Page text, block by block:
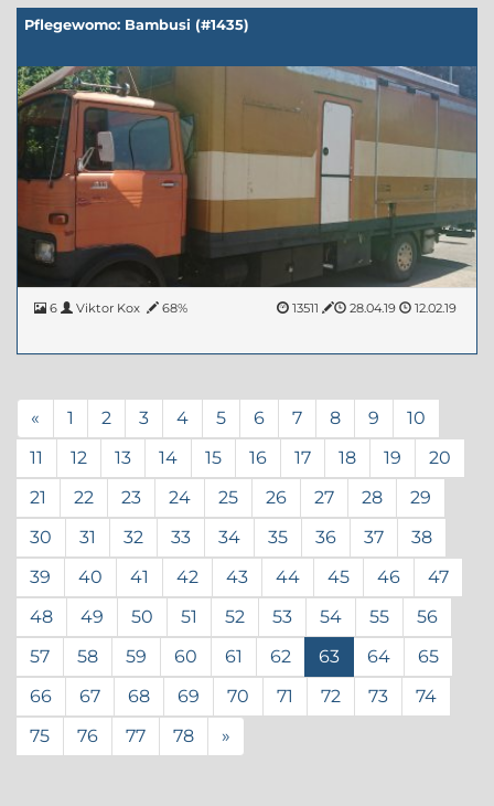
Pflegewomo: Bambusi (#1435)
6 12.02.19
Viktor Kox 28.04.19
68% 13511
« 1 2 3 4 5 6 7 8 9
10
11
12 13 14 15 16 17 18 19
20
21
22 23 24 25 26 27 28
29
30
31 32 33 34 35 36 37
38
39
40 41 42 43 44 45 46
47
48
49 50 51 52 53 54 55
56
57
58 59 60 61 62 63 64
65
66
67 68 69 70 71 72 73
74
75
76 77 78 »